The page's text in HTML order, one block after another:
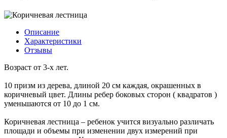
Описание
Характеристики
Отзывы
Возраст от 3-х лет.
10 призм из дерева, длиной 20 см каждая, окрашенных в
коричневый цвет. Длины ребер боковых сторон ( квадратов )
уменьшаются от 10 до 1 см.
Коричневая лестница – ребенок учится визуально различать
площади и объемы при изменении двух измерений при